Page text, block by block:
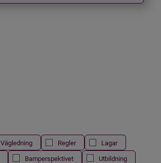
Vägledning Regler
Lagar
Barnperspektivet
Utbildning